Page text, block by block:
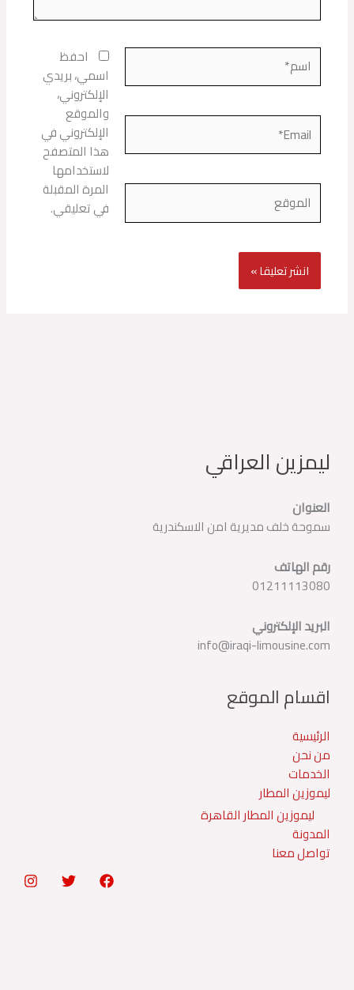
اسم*
Email*
الموقع
احفظ
اسمي، بريدي
الإلكتروني،
والموقع
الإلكتروني في
هذا المتصفح
لاستخدامها
المرة المقبلة
في تعليقي.
ليمزين العراقي
العنوان
سموحة خلف مديرية امن الاسكندرية
رقم الهاتف
01211113080
البريد الإلكتروني
info@iraqi-limousine.com
اقسام الموقع
الرئيسية
من نحن
الخدمات
ليموزين المطار
ليموزين المطار القاهرة
المدونة
تواصل معنا